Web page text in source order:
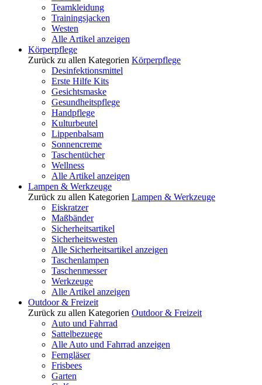
Teamkleidung
Trainingsjacken
Westen
Alle Artikel anzeigen
Körperpflege
Zurück zu allen Kategorien Körperpflege
Desinfektionsmittel
Erste Hilfe Kits
Gesichtsmaske
Gesundheitspflege
Handpflege
Kulturbeutel
Lippenbalsam
Sonnencreme
Taschentücher
Wellness
Alle Artikel anzeigen
Lampen & Werkzeuge
Zurück zu allen Kategorien Lampen & Werkzeuge
Eiskratzer
Maßbänder
Sicherheitsartikel
Sicherheitswesten
Alle Sicherheitsartikel anzeigen
Taschenlampen
Taschenmesser
Werkzeuge
Alle Artikel anzeigen
Outdoor & Freizeit
Zurück zu allen Kategorien Outdoor & Freizeit
Auto und Fahrrad
Sattelbezuege
Alle Auto und Fahrrad anzeigen
Ferngläser
Frisbees
Garten